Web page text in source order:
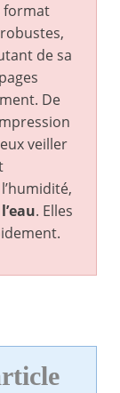
format
de sa
De
veiller
. Elles